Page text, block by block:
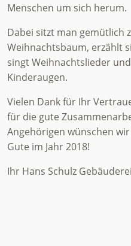
Menschen um sich herum.
Dabei sitzt man gemütlich
Weihnachtsbaum, erzählt
singt Weihnachtslieder
Kinderaugen.
Vielen Dank für Ihr
für die gute
Angehörigen wünschen
Gute im Jahr 2018!
Ihr Hans Schulz